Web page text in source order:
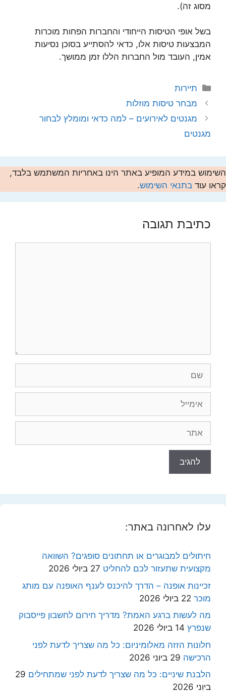
מסוג זה).
בשל אופי הטיסות הייחודי והחברות הפחות מוכרות
המבצעות טיסות אלו, כדאי להסתייע בסוכן נסיעות
אמין, העובד מול החברות הללו זמן ממושך.
קטגוריות
תיירות
מבחר טיסות מוזלות
מגנטים לאירועים – למה כדאי ומומלץ לבחור
מגנטים
השימוש במידע המופיע באתר הינו באחריות המשתמש בלבד,
קראו עוד בתנאי השימוש.
כתיבת תגובה
עלו לאחרונה באתר:
חיתולים למבוגרים או תחתונים סופגים? השוואה
מקצועית שתעזור לכם להחליט 27 ביולי 2026
זכיינות אופנה – הדרך להיכנס לענף האופנה עם מותג
מוכר 22 ביולי 2026
מה לעשות ברגע האמת? מדריך חירום לחשבון פייסבוק
שנפרץ 14 ביולי 2026
חלונות הזזה מאלומיניום: כל מה שצריך לדעת לפני
הרכישה 29 ביוני 2026
הלבנת שיניים: כל מה שצריך לדעת לפני שמתחילים 29
ביוני 2026